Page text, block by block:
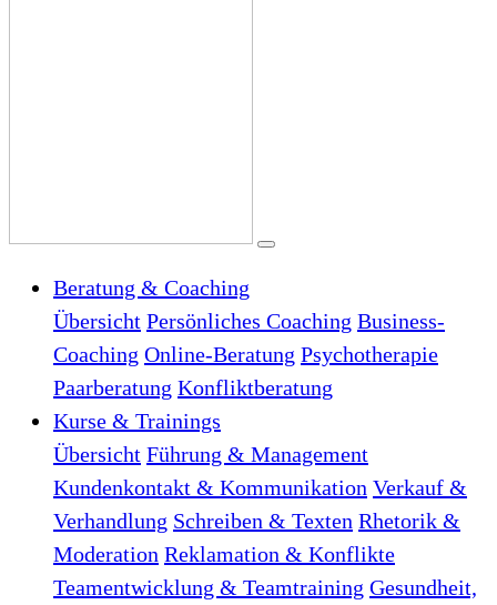
Beratung & Coaching
Übersicht Persönliches Coaching Business-
Coaching Online-Beratung Psychotherapie
Paarberatung Konfliktberatung
Kurse & Trainings
Übersicht Führung & Management
Kundenkontakt & Kommunikation Verkauf &
Verhandlung Schreiben & Texten Rhetorik &
Moderation Reklamation & Konflikte
Teamentwicklung & Teamtraining Gesundheit,